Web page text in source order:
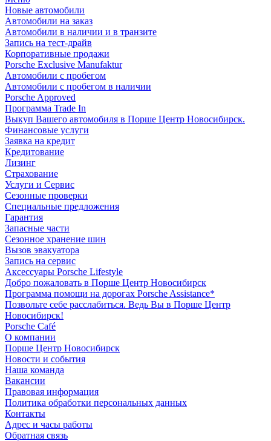
Новые автомобили
Автомобили на заказ
Автомобили в наличии и в транзите
Запись на тест-драйв
Корпоративные продажи
Porsche Exclusive Manufaktur
Автомобили с пробегом
Автомобили с пробегом в наличии
Porsche Approved
Программа Trade In
Выкуп Вашего автомобиля в Порше Центр Новосибирск.
Финансовые услуги
Заявка на кредит
Кредитование
Лизинг
Страхование
Услуги и Сервис
Сезонные проверки
Специальные предложения
Гарантия
Запасные части
Сезонное хранение шин
Вызов эвакуатора
Запись на сервис
Аксессуары Porsche Lifestyle
Добро пожаловать в Порше Центр Новосибирск
Программа помощи на дорогах Porsche Assistance*
Позвольте себе расслабиться. Ведь Вы в Порше Центр
Новосибирск!
Porsche Café
О компании
Порше Центр Новосибирск
Новости и события
Наша команда
Вакансии
Правовая информация
Политика обработки персональных данных
Контакты
Адрес и часы работы
Обратная связь